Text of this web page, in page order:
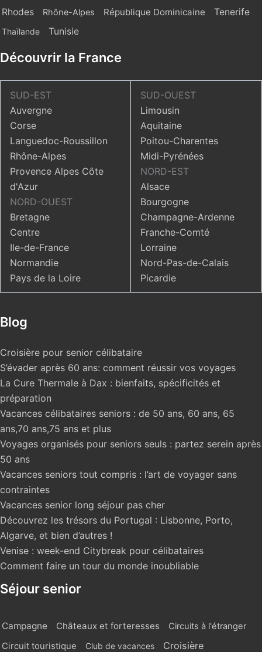
Rhodes Rhône-Alpes République Dominicaine Tenerife
Thaïlande Tunisie
Découvrir la France
SUD-EST
Auvergne
Corse
Languedoc-Roussillon
Rhône-Alpes
Provence Alpes Côte
d'Azur
NORD-OUEST
Bretagne
Centre
Ile-de-France
Normandie
Pays de la Loire
SUD-OUEST
Limousin
Aquitaine
Poitou-Charentes
Midi-Pyrénées
NORD-EST
Alsace
Bourgogne
Champagne-Ardenne
Franche-Comté
Lorraine
Nord-Pas-de-Calais
Picardie
Blog
Croisière pour senior célibataire
S’évader après 60 ans: comment réussir vos voyages
La Cure Thermale à Dax : bienfaits, spécificités et
préparation
Vacances célibataires seniors : de 50 ans, 60 ans, 65
ans,70 ans,75 ans et plus
Voyages organisés pour seniors seuls : partez serein après
50 ans
Vacances seniors tout compris : l’art de voyager sans
contraintes
Vacances senior long séjour pas cher
Découvrez les trésors du Portugal : Lisbonne, Porto,
Algarve, et bien d’autres !
Venise : week-end Citybreak pour célibataires
Comment faire un tour du monde inoubliable
Séjour senior
Campagne Châteaux et forteresses
Circuits à l'étranger
Circuit touristique
Club de vacances Croisière